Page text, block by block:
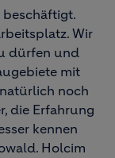
beschäftigt.
Wir
dürfen und
mit
noch
die Erfahrung
kennen
Holcim